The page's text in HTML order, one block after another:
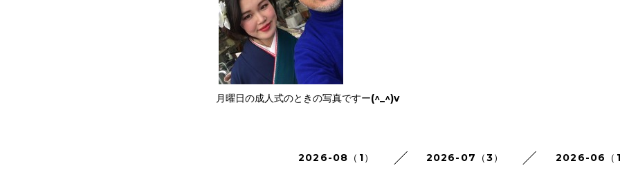
月曜日の成人式のときの写真ですー(^_^)v
2026-08（1） 2026-07（3） 2026-06（1